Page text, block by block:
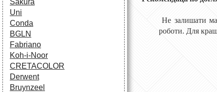
Sakura
Uni
Conda
BGLN
Fabriano
Koh-i-Noor
CRETACOLOR
Derwent
Bruynzeel
Не залишати
роботи. Для